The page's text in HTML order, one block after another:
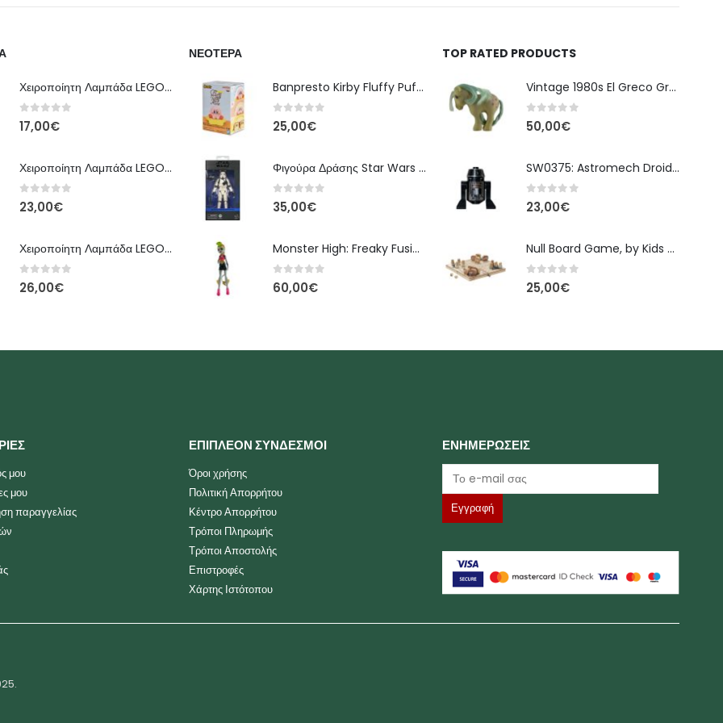
Χειροποίητη Λαμπάδα LEGO – Έκδοση Classic Brick
0out of 5
17,00€
Χειροποίητη Λαμπάδα LEGO – Kai Ninjago
0 out of 5
23,00€
Χειροποίητη Λαμπάδα LEGO – Floral Bloom Edition
0 out of 5
26,00€
ΝΕΌΤΕΡΑ
Banpresto Kirby Fluffy Puffy Mine Break Time Φιγούρα – Α' Έκδοση
0 out of 5
25,00€
Φιγούρα Δράσης Star Wars The Black Series Imperial Remnant Stormtrooper #05
0 out of 5
35,00€
Monster High: Freaky Fusion | Lagoonafire Κούκλα Mattel 2013 - 28εκ
0 out of 5
60,00€
TOP RATED PRODUCTS
Vintage 1980s El Greco Greek My Little Pony Elsi Blue Belle 12cm
0 out of 5
50,00€
SW0375: Astromech Droid, R5-J2
0 out of 5
23,00€
Null Board Game, by Kids Concept
0 out of 5
25,00€
μου
μου
παραγγελίας
ΕΠΙΠΛΕΟΝ ΣΥΝΔΕΣΜΟΙ
Όροι χρήσης
Πολιτική Απορρήτου
Κέντρο Απορρήτου
Τρόποι Πληρωμής
Τρόποι Αποστολής
Επιστροφές
Χάρτης Ιστότοπου
ΕΝΗΜΕΡΩΣΕΙΣ